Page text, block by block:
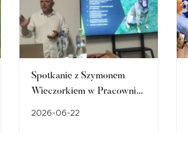
Spotkanie z Szymonem
Wieczorkiem w Pracowni
2026-06-22